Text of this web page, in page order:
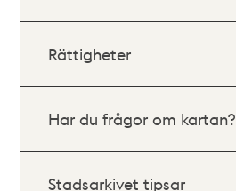
Rättigheter
Har du frågor om kartan?
Stadsarkivet tipsar